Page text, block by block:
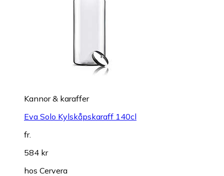
Kannor & karaffer
Eva Solo Kylskåpskaraff 140cl
fr.
584 kr
hos Cervera